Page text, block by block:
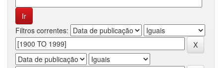
Filtros correntes: